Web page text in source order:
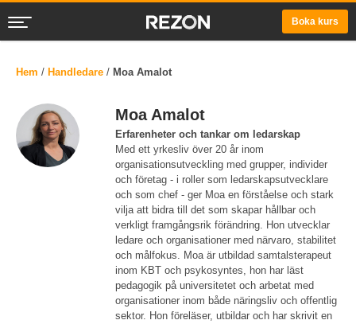
Boka kurs
Hem / Handledare / Moa Amalot
Moa Amalot
Erfarenheter och tankar om ledarskap
Med ett yrkesliv över 20 år inom
organisationsutveckling med grupper, individer
och företag - i roller som ledarskapsutvecklare
och som chef - ger Moa en förståelse och stark
vilja att bidra till det som skapar hållbar och
verkligt framgångsrik förändring. Hon utvecklar
ledare och organisationer med närvaro, stabilitet
och målfokus. Moa är utbildad samtalsterapeut
inom KBT och psykosyntes, hon har läst
pedagogik på universitetet och arbetat med
organisationer inom både näringsliv och offentlig
sektor. Hon föreläser, utbildar och har skrivit en